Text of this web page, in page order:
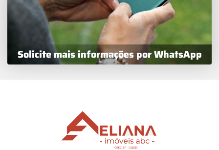
Solicite mais informações por WhatsApp